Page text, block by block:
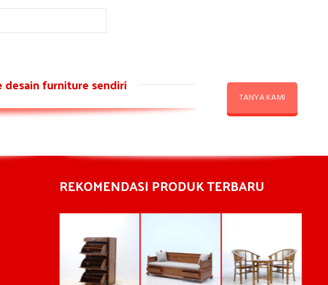
desain furniture sendiri
TANYA KAMI
REKOMENDASI PRODUK TERBARU